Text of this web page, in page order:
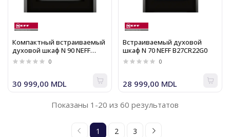
Компактный встраиваемый
духовой шкаф N 90 NEFF
C27CS22G0 0
30 999,00 MDL
Встраиваемый духовой
шкаф N 70 NEFF B27CR22G0
0
28 999,00 MDL
Показаны 1-20 из 60 результатов
1 2 3